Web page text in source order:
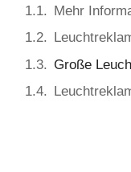
Mehr
Große